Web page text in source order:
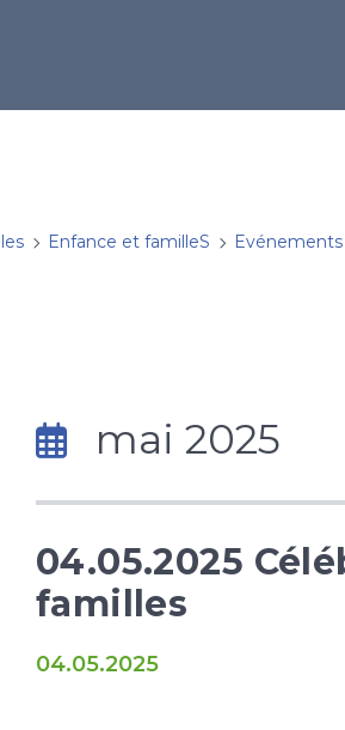
Enfance et familleS Evénements
mai 2025
04.05.2025
familles
04.05.2025